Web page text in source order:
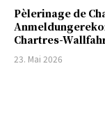
Pèlerinage de
Chartres-
23. Mai 2026